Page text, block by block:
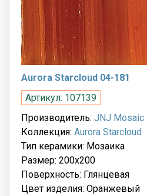
Aurora Starcloud 04-181
Артикул: 107139
Производитель: JNJ Mosaic
Коллекция: Aurora Starcloud
Тип керамики: Мозаика
Размер: 200x200
Поверхность: Глянцевая
Цвет изделия: Оранжевый